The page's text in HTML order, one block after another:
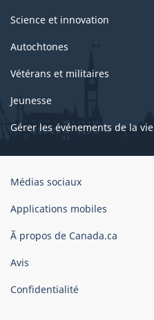
Science et innovation
Autochtones
Vétérans et militaires
Jeunesse
Gérer les événements de la vie
Organisation
gouvernement
Canada
Médias sociaux
Applications mobiles
Ã propos de Canada.ca
Avis
Confidentialité